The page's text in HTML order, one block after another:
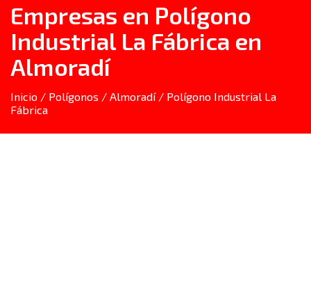
Empresas en Polígono
Industrial La Fábrica en
Almoradí
Inicio / Polígonos / Almoradí/ Polígono Industrial La
Fábrica